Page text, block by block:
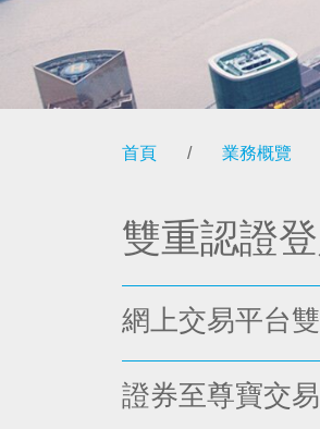
首頁 / 業務概覽
雙重認證
網上交易平台
證券至尊寶交